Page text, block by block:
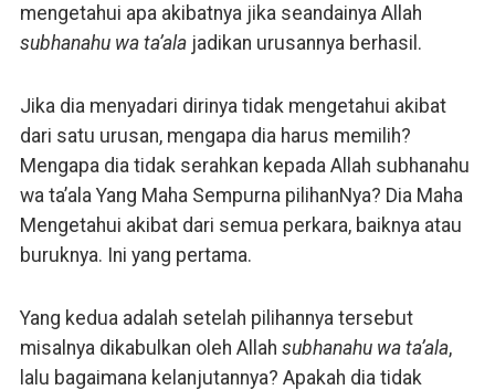
mengetahui apa akibatnya jika seandainya Allah
subhanahu wa ta’alajadikan urusannya berhasil.
Jika dia menyadari dirinya tidak mengetahui akibat
dari satu urusan, mengapa dia harus memilih?
Mengapa dia tidak serahkan kepada Allah subhanahu
wa ta’ala Yang Maha Sempurna pilihanNya? Dia Maha
Mengetahui akibat dari semua perkara, baiknya atau
buruknya. Ini yang pertama.
Yang kedua adalah setelah pilihannya tersebut
misalnya dikabulkan oleh Allah subhanahu wa ta’ala,
lalu bagaimana kelanjutannya? Apakah dia tidak